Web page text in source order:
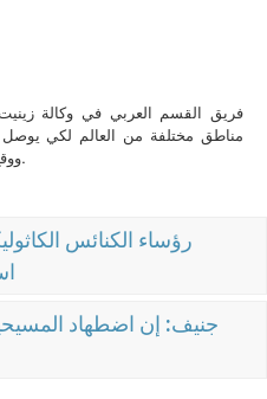
فريق القسم العربي في وكالة
مناطق مختلفة من العالم لكي
ووقع صدى الإنجيل الحي.
رؤساء الكنائس
جنيف: إن اضطهاد